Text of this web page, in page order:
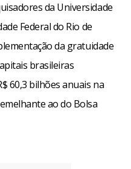
da Universidade
Federal do Rio de
da gratuidade
brasileiras
60,3 bilhões anuais na
ao do Bolsa